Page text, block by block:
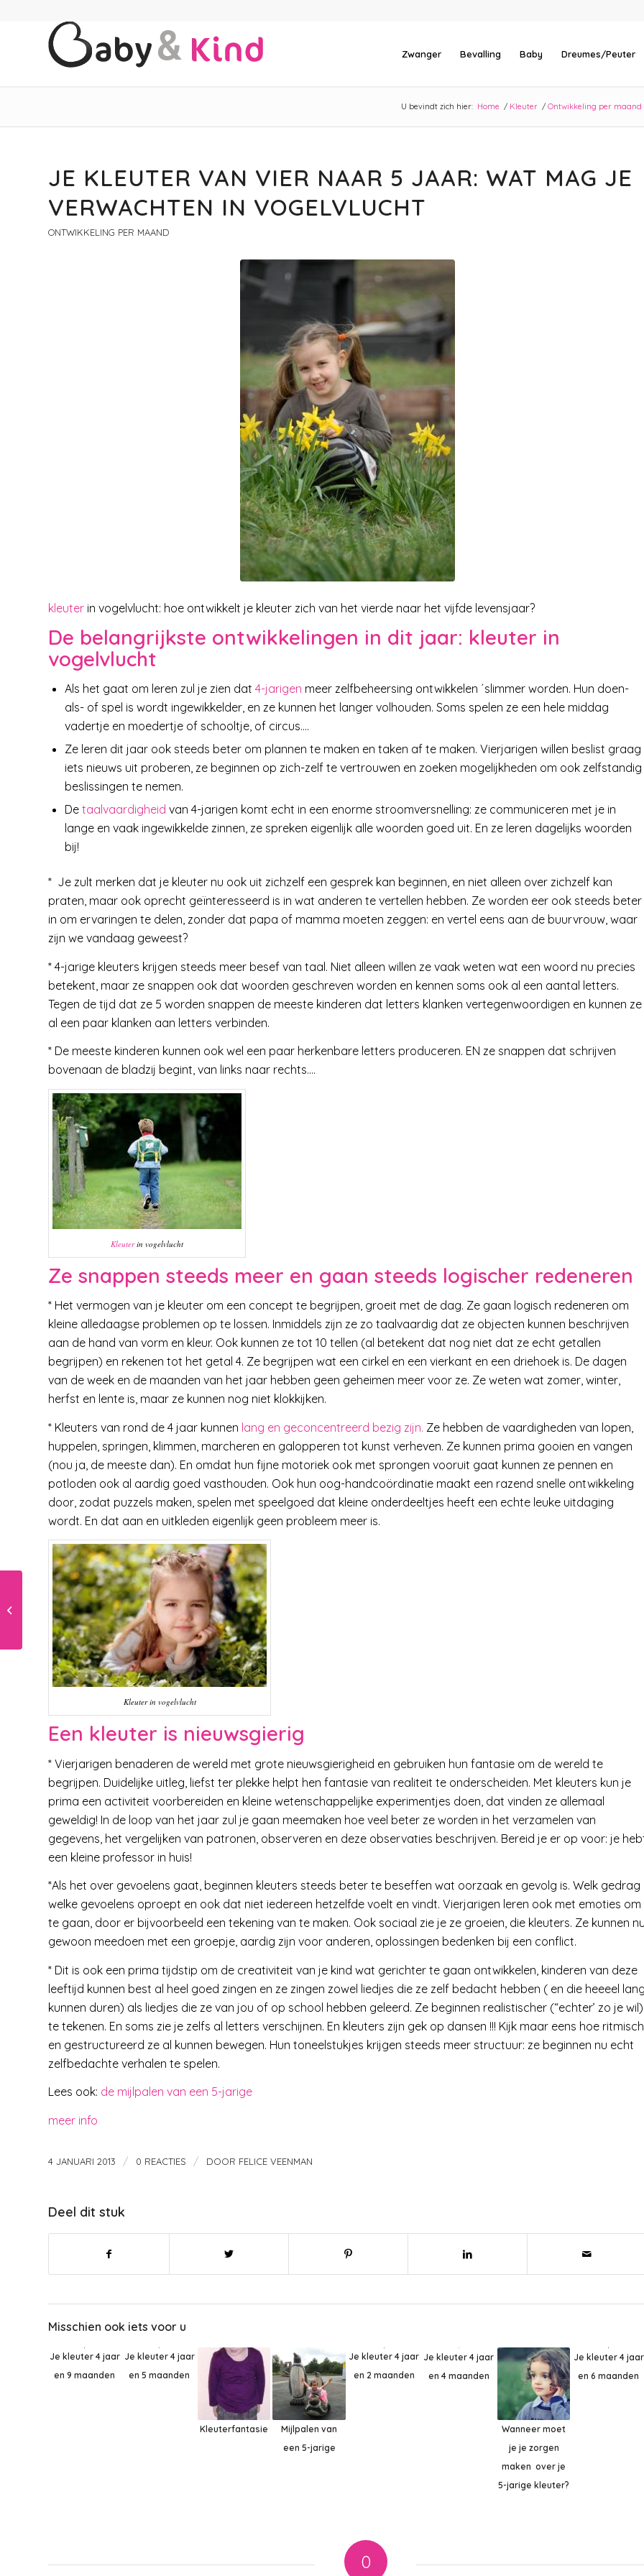
Zwanger Bevalling Baby Dreumes/Peuter
U bevindt zich hier: Home / Kleuter / Ontwikkeling per maand
JE KLEUTER VAN VIER NAAR 5 JAAR: WAT MAG JE
VERWACHTEN IN VOGELVLUCHT
ONTWIKKELING PER MAAND
kleuter in vogelvlucht: hoe ontwikkelt je kleuter zich van het vierde naar het vijfde levensjaar?
De belangrijkste ontwikkelingen in dit jaar: kleuter in
vogelvlucht
Als het gaat om leren zul je zien dat 4-jarigen meer zelfbeheersing ontwikkelen ´slimmer worden. Hun doen-
als- of spel is wordt ingewikkelder, en ze kunnen het langer volhouden. Soms spelen ze een hele middag
vadertje en moedertje of schooltje, of circus….
Ze leren dit jaar ook steeds beter om plannen te maken en taken af te maken. Vierjarigen willen beslist graag
iets nieuws uit proberen, ze beginnen op zich-zelf te vertrouwen en zoeken mogelijkheden om ook zelfstandig
beslissingen te nemen.
De taalvaardigheid van 4-jarigen komt echt in een enorme stroomversnelling: ze communiceren met je in
lange en vaak ingewikkelde zinnen, ze spreken eigenlijk alle woorden goed uit. En ze leren dagelijks woorden
bij!
* Je zult merken dat je kleuter nu ook uit zichzelf een gesprek kan beginnen, en niet alleen over zichzelf kan
praten, maar ook oprecht geïnteresseerd is in wat anderen te vertellen hebben. Ze worden eer ook steeds beter
in om ervaringen te delen, zonder dat papa of mamma moeten zeggen: en vertel eens aan de buurvrouw, waar
zijn we vandaag geweest?
* 4-jarige kleuters krijgen steeds meer besef van taal. Niet alleen willen ze vaak weten wat een woord nu precies
betekent, maar ze snappen ook dat woorden geschreven worden en kennen soms ook al een aantal letters.
Tegen de tijd dat ze 5 worden snappen de meeste kinderen dat letters klanken vertegenwoordigen en kunnen ze
al een paar klanken aan letters verbinden.
* De meeste kinderen kunnen ook wel een paar herkenbare letters produceren. EN ze snappen dat schrijven
bovenaan de bladzij begint, van links naar rechts….
Kleuterin vogelvlucht
Ze snappen steeds meer en gaan steeds logischer redeneren
* Het vermogen van je kleuter om een concept te begrijpen, groeit met de dag. Ze gaan logisch redeneren om
kleine alledaagse problemen op te lossen. Inmiddels zijn ze zo taalvaardig dat ze objecten kunnen beschrijven
aan de hand van vorm en kleur. Ook kunnen ze tot 10 tellen (al betekent dat nog niet dat ze echt getallen
begrijpen) en rekenen tot het getal 4. Ze begrijpen wat een cirkel en een vierkant en een driehoek is. De dagen
van de week en de maanden van het jaar hebben geen geheimen meer voor ze. Ze weten wat zomer, winter,
herfst en lente is, maar ze kunnen nog niet klokkijken.
* Kleuters van rond de 4 jaar kunnen lang en geconcentreerd bezig zijn. Ze hebben de vaardigheden van lopen,
huppelen, springen, klimmen, marcheren en galopperen tot kunst verheven. Ze kunnen prima gooien en vangen
(nou ja, de meeste dan). En omdat hun fijne motoriek ook met sprongen vooruit gaat kunnen ze pennen en
potloden ook al aardig goed vasthouden. Ook hun oog-handcoördinatie maakt een razend snelle ontwikkeling
door, zodat puzzels maken, spelen met speelgoed dat kleine onderdeeltjes heeft een echte leuke uitdaging
wordt. En dat aan en uitkleden eigenlijk geen probleem meer is.
Kleuter in vogelvlucht
Een kleuter is nieuwsgierig
* Vierjarigen benaderen de wereld met grote nieuwsgierigheid en gebruiken hun fantasie om de wereld te
begrijpen. Duidelijke uitleg, liefst ter plekke helpt hen fantasie van realiteit te onderscheiden. Met kleuters kun je
prima een activiteit voorbereiden en kleine wetenschappelijke experimentjes doen, dat vinden ze allemaal
geweldig! In de loop van het jaar zul je gaan meemaken hoe veel beter ze worden in het verzamelen van
gegevens, het vergelijken van patronen, observeren en deze observaties beschrijven. Bereid je er op voor: je
een kleine professor in huis!
*Als het over gevoelens gaat, beginnen kleuters steeds beter te beseffen wat oorzaak en gevolg is. Welk gedrag
welke gevoelens oproept en ook dat niet iedereen hetzelfde voelt en vindt. Vierjarigen leren ook met emoties om
te gaan, door er bijvoorbeeld een tekening van te maken. Ook sociaal zie je ze groeien, die kleuters. Ze kunnen
gewoon meedoen met een groepje, aardig zijn voor anderen, oplossingen bedenken bij een conflict.
* Dit is ook een prima tijdstip om de creativiteit van je kind wat gerichter te gaan ontwikkelen, kinderen van deze
leeftijd kunnen best al heel goed zingen en ze zingen zowel liedjes die ze zelf bedacht hebben ( en die heeeel
kunnen duren) als liedjes die ze van jou of op school hebben geleerd. Ze beginnen realistischer (“echter’ zo je wil)
te tekenen. En soms zie je zelfs al letters verschijnen. En kleuters zijn gek op dansen !!! Kijk maar eens hoe ritmisch
en gestructureerd ze al kunnen bewegen. Hun toneelstukjes krijgen steeds meer structuur: ze beginnen nu echt
zelfbedachte verhalen te spelen.
Lees ook: de mijlpalen van een 5-jarige
meer info
4 JANUARI 2013 / 0 REACTIES / DOOR FELICE VEENMAN
Deel dit stuk
Misschien ook iets voor u
Je kleuter 4 jaar
en 9 maanden
Je kleuter 4 jaar
en 5 maanden
Kleuterfantasie
Mijlpalen van
een 5-jarige
Je kleuter 4 jaar
en 2 maanden
Je kleuter 4 jaar
en 4 maanden
Wanneer moet
je je zorgen
maken over je
5-jarige kleuter?
Je kleuter 4 jaar
en 6 maanden
0
Goede voornemens